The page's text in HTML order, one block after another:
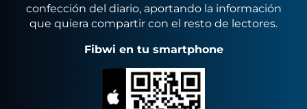
confección del diario, aportando la información
que quiera compartir con el resto de lectores.
Fibwi en tu smartphone